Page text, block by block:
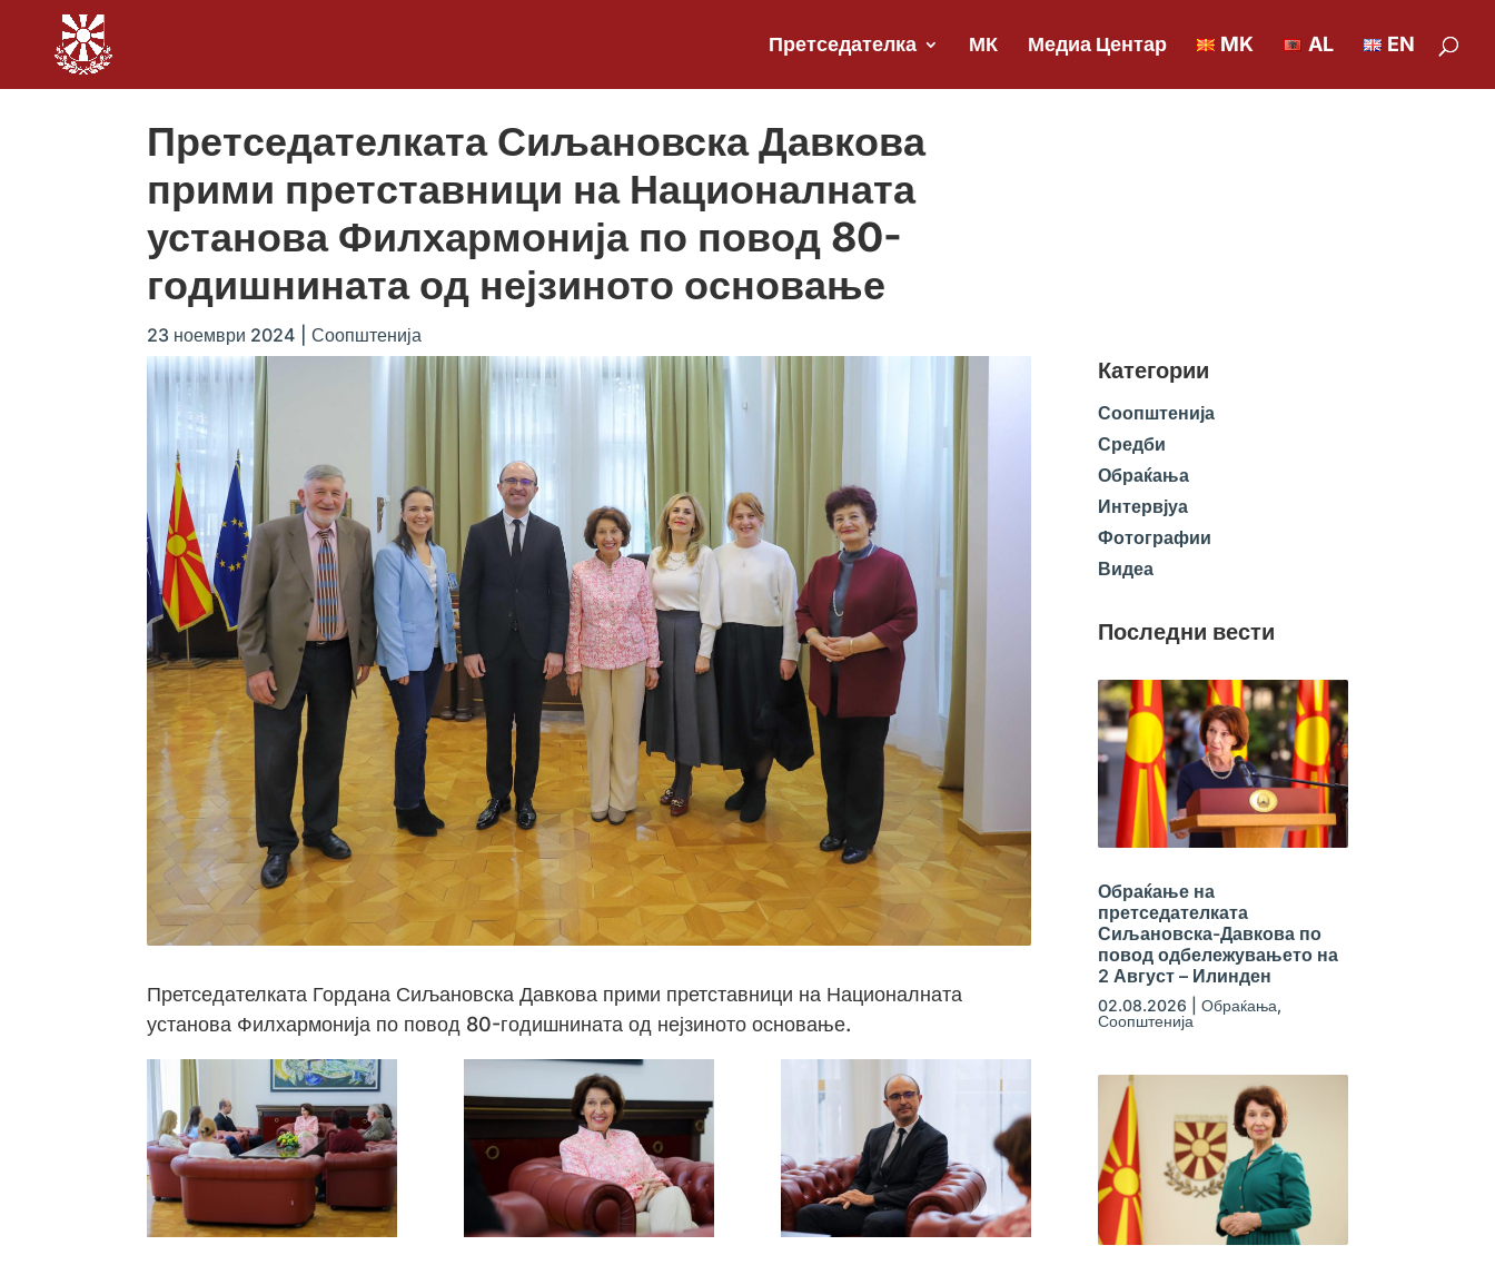
Претседателка МК Медиа Центар MK AL EN
Претседателката Сиљановска Давкова
прими претставници на Националната
установа Филхармонија по повод 80-
годишнината од нејзиното основање
23 ноември 2024 Соопштенија
Претседателката Гордана Сиљановска Давкова прими претставници на Националната
установа Филхармонија по повод 80-годишнината од нејзиното основање.
Категории
Соопштенија
Средби
Обраќања
Интервјуа
Фотографии
Видеа
Последни вести
Обраќање на
претседателката
Сиљановска-Давкова по
повод одбележувањето на
2 Август – Илинден
02.08.2026 Обраќања,
Соопштенија